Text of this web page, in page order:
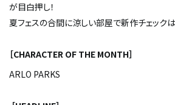
が目白押し！
夏フェスの合間に涼しい部屋で新作チェック
［CHARACTER OF THE MONTH］
ARLO PARKS